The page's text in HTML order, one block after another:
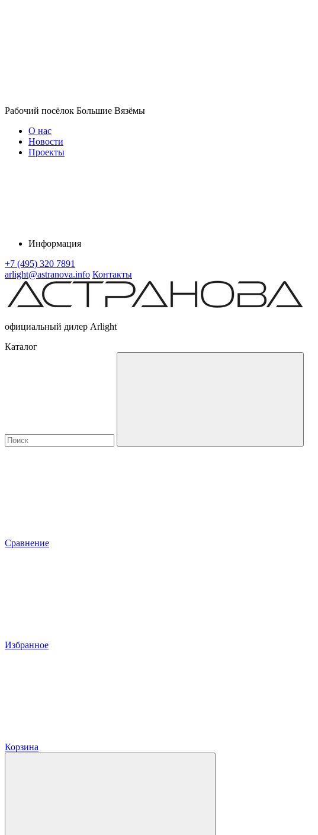
Рабочий посёлок Большие Вязёмы
О нас
Новости
Проекты
Информация
+7 (495) 320 7891
arlight@astranova.info Контакты
официальный дилер Arlight
Каталог
Сравнение
Избранное
Корзина